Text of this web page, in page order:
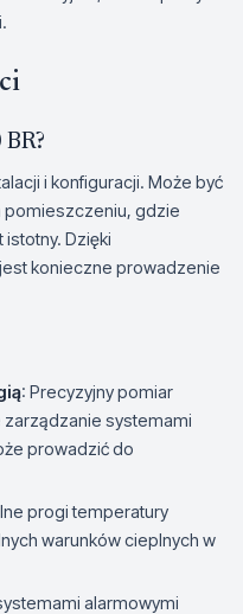
i konfiguracji. Może być
pomieszczeniu, gdzie
Dzięki
konieczne prowadzenie
: Precyzyjny pomiar
systemami
prowadzić do
progi temperatury
warunków cieplnych w
alarmowymi